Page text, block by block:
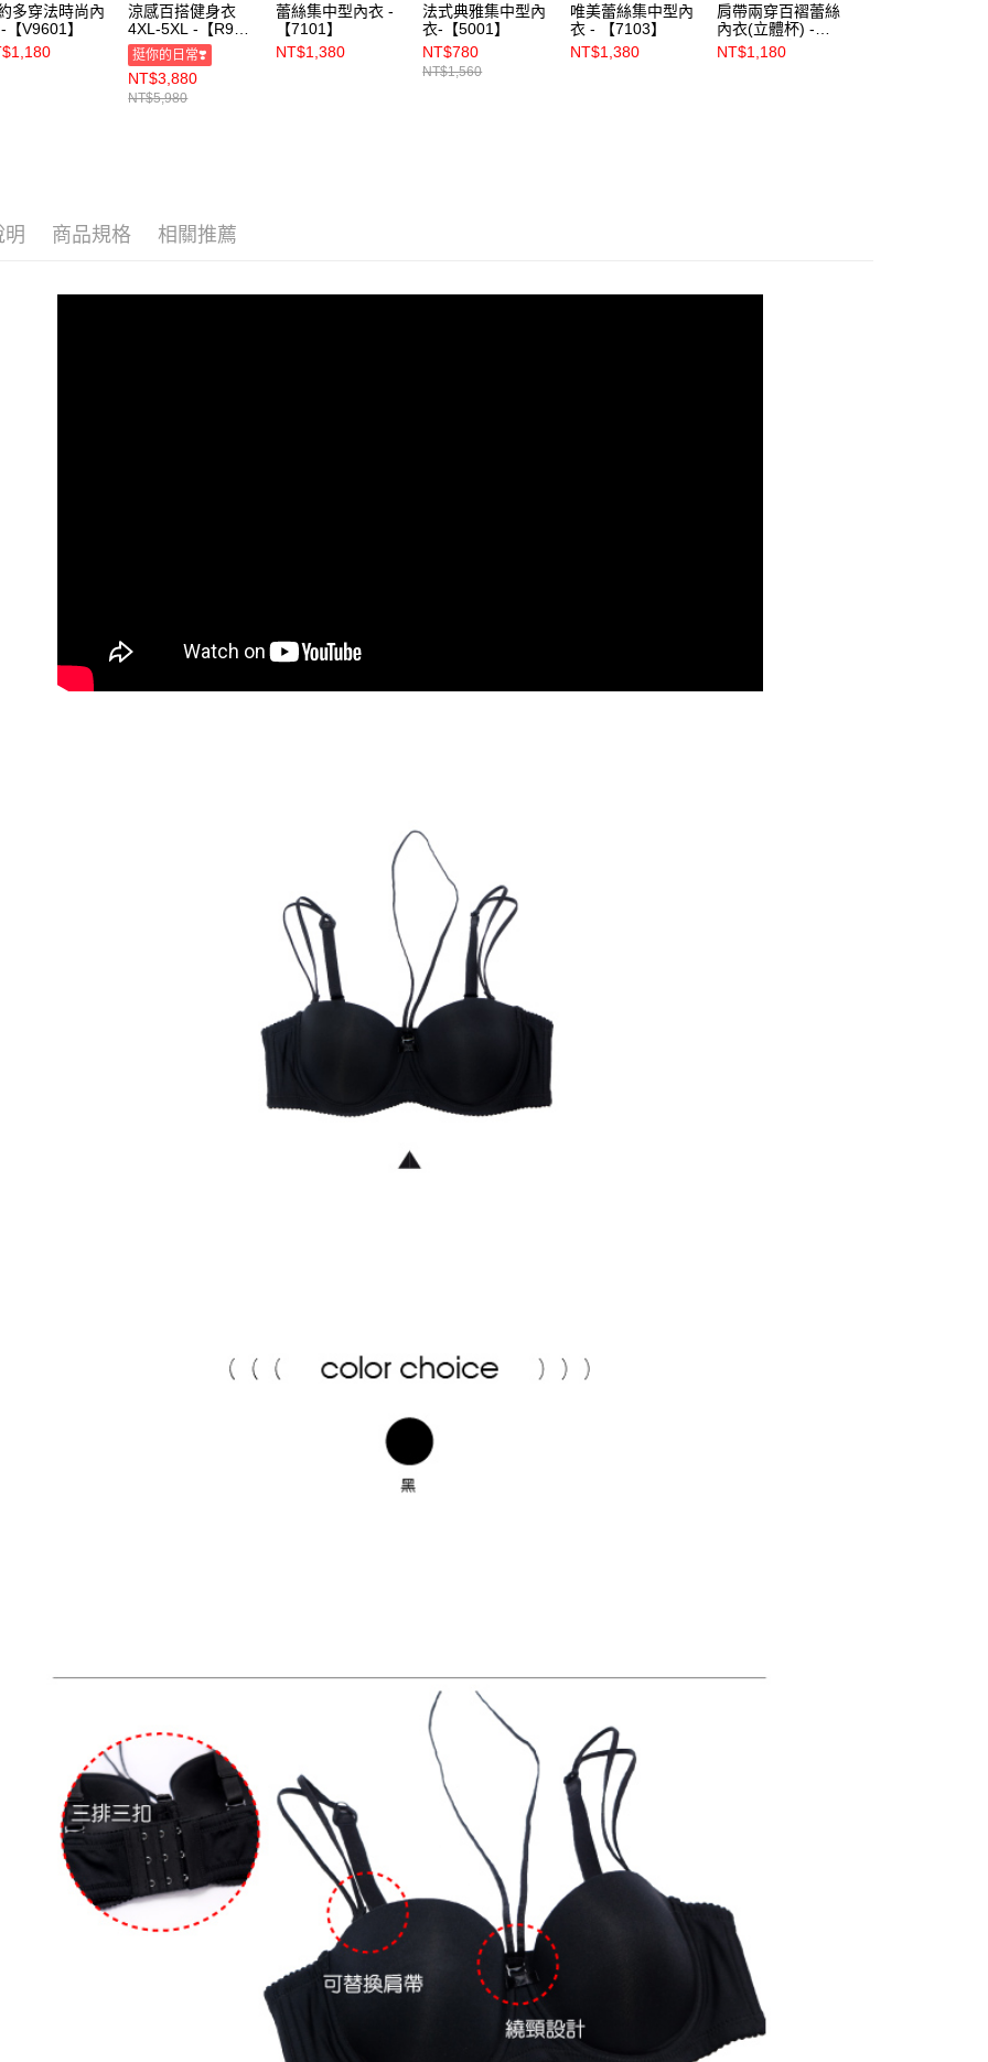
多穿法時尚內
【V9601】
涼感百搭健身衣
4XL-5XL -【R990-
1】
挺你的日常❣️
NT$3,880
NT$5,980
蕾絲集中型內衣 -
【7101】
NT$1,380
法式典雅集中型內
衣-【5001】
NT$780
NT$1,560
唯美蕾絲集中型內
衣 - 【7103】
NT$1,380
肩帶兩穿百褶蕾絲
內衣(立體杯) -
【V96081】
NT$1,180
明 商品規格 相關推薦